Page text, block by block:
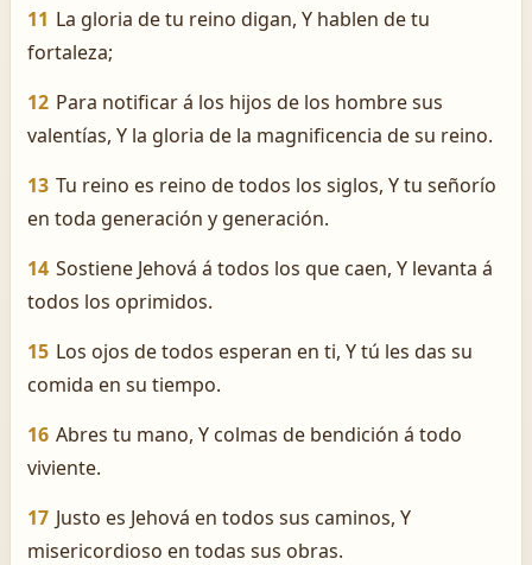
11 La gloria de tu reino digan, Y hablen de tu
fortaleza;
12 Para notificar á los hijos de los hombre sus
valentías, Y la gloria de la magnificencia de su reino.
13 Tu reino es reino de todos los siglos, Y tu señorío
en toda generación y generación.
14 Sostiene Jehová á todos los que caen, Y levanta á
todos los oprimidos.
15 Los ojos de todos esperan en ti, Y tú les das su
comida en su tiempo.
16 Abres tu mano, Y colmas de bendición á todo
viviente.
17 Justo es Jehová en todos sus caminos, Y
misericordioso en todas sus obras.